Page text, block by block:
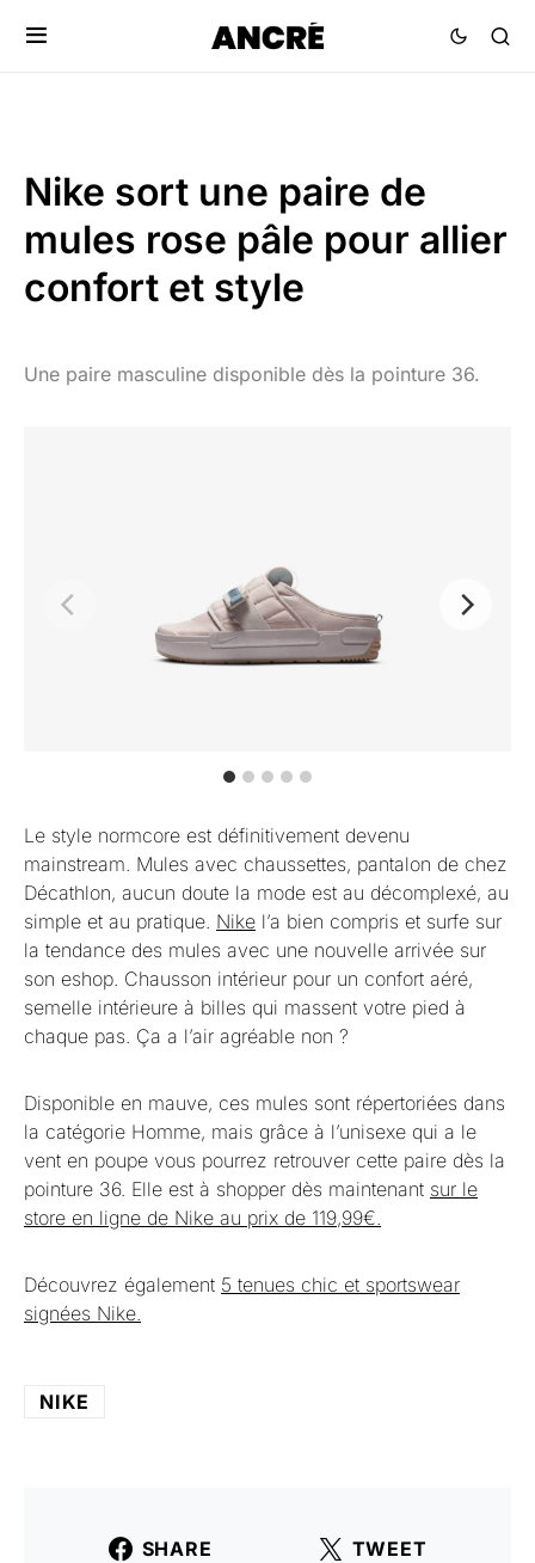
Nike sort une paire de
mules rose pâle pour allier
confort et style
Une paire masculine disponible dès la pointure 36.
Le style normcore est définitivement devenu
mainstream. Mules avec chaussettes, pantalon de chez
Décathlon, aucun doute la mode est au décomplexé, au
simple et au pratique. Nike l’a bien compris et surfe sur
la tendance des mules avec une nouvelle arrivée sur
son eshop. Chausson intérieur pour un confort aéré,
semelle intérieure à billes qui massent votre pied à
chaque pas. Ça a l’air agréable non ?
Disponible en mauve, ces mules sont répertoriées dans
la catégorie Homme, mais grâce à l’unisexe qui a le
vent en poupe vous pourrez retrouver cette paire dès la
pointure 36. Elle est à shopper dès maintenant sur le
store en ligne de Nike au prix de 119,99€.
Découvrez également 5 tenues chic et sportswear
signées Nike.
NIKE
SHARE TWEET